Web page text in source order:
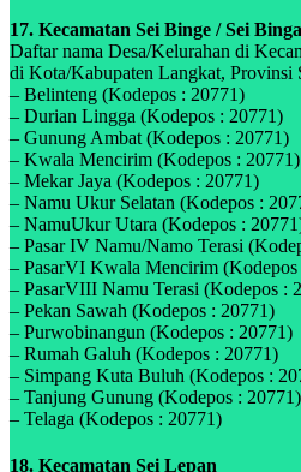
17. Kecamatan Sei Binge / Sei
Daftar nama Desa/Kelurahan di
di Kota/Kabupaten Langkat, Provinsi
– Belinteng (Kodepos : 20771)
– Durian Lingga (Kodepos : 20771)
– Gunung Ambat (Kodepos : 20771)
– Kwala Mencirim (Kodepos : 20771)
– Mekar Jaya (Kodepos : 20771)
– Namu Ukur Selatan (Kodepos :
– NamuUkur Utara (Kodepos :
– Pasar IV Namu/Namo Terasi
– PasarVI Kwala Mencirim (Kodepos
– PasarVIII Namu Terasi (Kodepos :
– Pekan Sawah (Kodepos : 20771)
– Purwobinangun (Kodepos : 20771)
– Rumah Galuh (Kodepos : 20771)
– Simpang Kuta Buluh (Kodepos :
– Tanjung Gunung (Kodepos : 20771)
– Telaga (Kodepos : 20771)
18. Kecamatan Sei Lepan